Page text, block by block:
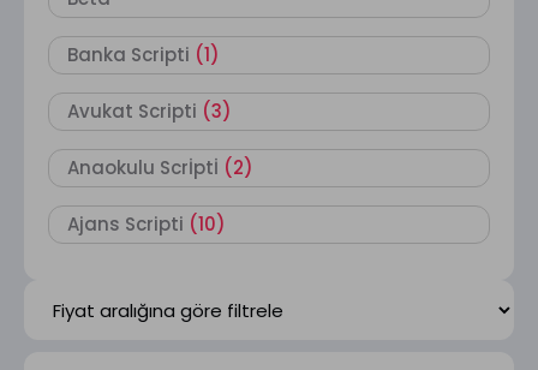
Banka Scripti (1)
Avukat Scripti (3)
Anaokulu Scrİptİ (2)
Ajans Scripti (10)